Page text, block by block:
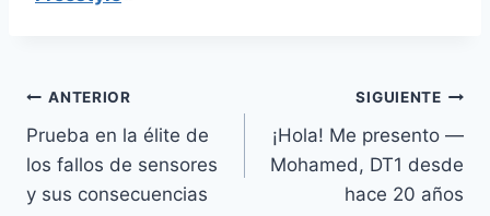
Navegación
de
entradas
ANTERIOR
Prueba en la élite de
los fallos de sensores
y sus consecuencias
SIGUIENTE
¡Hola! Me presento —
Mohamed, DT1 desde
hace 20 años